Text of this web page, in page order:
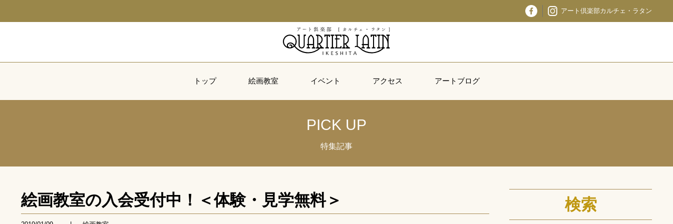
アート倶楽部カルチェ・ラタン
トップ 絵画教室 イベント アクセス アートブログ
PICK UP
特集記事
絵画教室の入会受付中！＜体験・見学無料＞ 検索